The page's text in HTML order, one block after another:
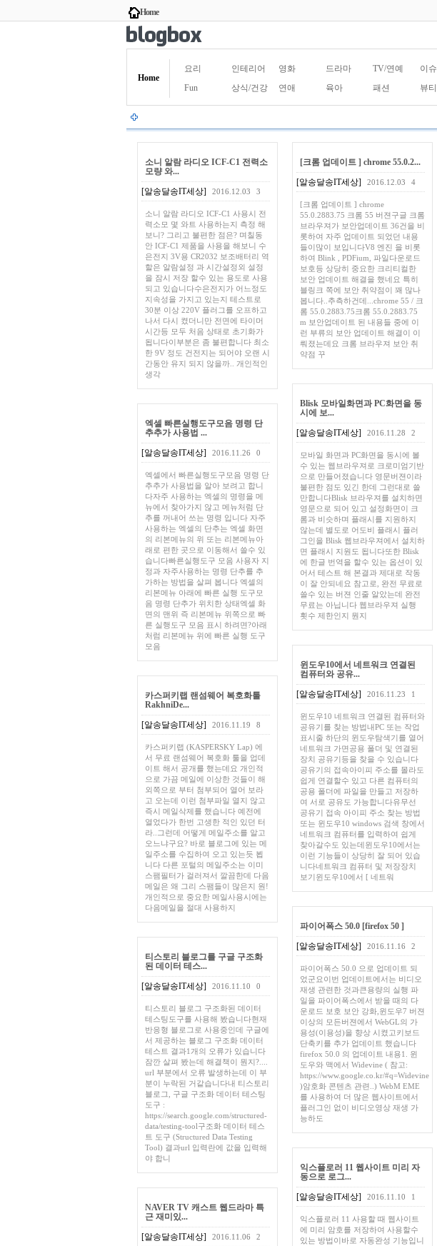
Home
Home
요리 인테리어 영화 드라마 TV/연예 이슈
Fun
상식/건강 연애 육아 패션 뷰티
소니 알람 라디오 ICF-C1 전력소
모량 와...
[알송달송IT세상]
2016.12.03 3
소니 알람 라디오 ICF-C1 사용시 전
력소모 몇 와트 사용하는지 측정 해
보니? 그리고 불편한 점은? 며칠동
안 ICF-C1 제품을 사용을 해보니 수
은전지 3V용 CR2032 보조배터리 역
할은 알람설정 과 시간설정외 설정
을 잠시 저장 할수 있는 용도로 사용
되고 있습니다수은전지가 어느정도
지속성을 가지고 있는지 테스트로
30분 이상 220V 플러그를 오프하고
나서 다시 켰더니만 전면에 타이머
시간등 모두 처음 상태로 초기화가
됩니다이부분은 좀 불편합니다 최소
한 9V 정도 건전지는 되어야 오랜 시
간동안 유지 되지 않을까.. 개인적인
생각
[크롬 업데이트 ] chrome 55.0.2...
[알송달송IT세상]
2016.12.03 4
[크롬 업데이트 ] chrome
55.0.2883.75 크롬 55 버젼구글 크롬
브라우져가 보안업데이트 36건을 비
롯하여 자주 업데이트 되었던 내용
들이많이 보입니다V8 엔진 을 비롯
하여 Blink , PDFium, 파일다운로드
보호등 상당히 중요한 크리티컬한
보안 업데이트 해결을 했네요 특히
블링크 쪽에 보안 취약점이 꽤 많나
봅니다..추측하건데...chrome 55 / 크
롬 55.0.2883.75크롬 55.0.2883.75
m 보안업데이트 된 내용들 중에 이
런 부류의 보안 업데이트 해결이 이
뤄졌는데요 크롬 브라우져 보안 취
약점 꾸
Blisk 모바일화면과 PC화면을 동
시에 보...
[알송달송IT세상]
2016.11.28 2
모바일 화면과 PC화면을 동시에 볼
수 있는 웹브라우져로 크로미엄기반
으로 만들어졌습니다 영문버젼이라
불편한 점도 있긴 한데 그런대로 쓸
만합니다Blisk 브라우져를 설치하면
영문으로 되어 있고 설정화면이 크
롬과 비슷하며 플래시를 지원하지
않는데 별도로 어도비 플래시 플러
그인을 Blisk 웹브라우져에서 설치하
면 플래시 지원도 됩니다또한 Blisk
에 한글 번역을 할수 있는 옵션이 있
어서 테스트 해 본결과 제대로 작동
이 잘 안되네요 참고로, 완전 무료로
쓸수 있는 버젼 인줄 알았는데 완전
무료는 아닙니다 웹브라우져 실행
횟수 제한인지 뭔지
엑셀 빠른실행도구모음 명령 단
추추가 사용법 ...
[알송달송IT세상]
2016.11.26 0
엑셀에서 빠른실행도구모음 명령 단
추추가 사용법을 알아 보려고 합니
다자주 사용하는 엑셀의 명령을 메
뉴에서 찾아가지 않고 메뉴처럼 단
추를 꺼내어 쓰는 명령 입니다 자주
사용하는 엑셀의 단추는 엑셀 화면
의 리본메뉴의 위 또는 리본메뉴아
래로 편한 곳으로 이동해서 쓸수 있
습니다빠른실행도구 모음 사용자 지
정과 자주사용하는 명령 단추를 추
가하는 방법을 살펴 봅니다 엑셀의
리본메뉴 아래에 빠른 실행 도구모
음 명령 단추가 위치한 상태엑셀 화
면의 맨위 즉 리본메뉴 위쪽으로 빠
른 실행도구 모음 표시 하려면?아래
처럼 리본메뉴 위에 빠른 실행 도구
모음
윈도우10에서 네트워크 연결된
컴퓨터와 공유...
[알송달송IT세상]
2016.11.23 1
윈도우10 네트워크 연결된 컴퓨터와
공유기를 찾는 방법내PC 또는 작업
표시줄 하단의 윈도우탐색기를 열어
네트워크 가면공용 폴더 및 연결된
장치 공유기등을 찾을 수 있습니다
공유기의 접속아이피 주소를 몰라도
쉽게 연결할수 있고 다른 컴퓨터의
공용 폴더에 파일을 만들고 저장하
여 서로 공유도 가능합니다유무선
공유기 접속 아이피 주소 찾는 방법
또는 윈도우10 windows 검색 창에서
네트워크 컴퓨터를 입력하여 쉽게
찾아갈수도 있는데윈도우10에서는
이런 기능들이 상당히 잘 되어 있습
니다네트워크 컴퓨터 및 저장장치
보기윈도우10에서 [ 네트워
카스퍼키랩 랜섬웨어 복호화툴
RakhniDe...
[알송달송IT세상]
2016.11.19 8
카스퍼키랩 (KASPERSKY Lap) 에
서 무료 랜섬웨어 복호화 툴을 업데
이트 해서 공개를 했는데요 개인적
으로 가끔 메일에 이상한 것들이 해
외쪽으로 부터 첨부되어 열어 보라
고 오는데 이런 첨부파일 열지 않고
즉시 메일삭제를 했습니다 예전에
열었다가 한번 고생한 적인 있던 터
라..그런데 어떻게 메일주소를 알고
오느냐구요? 바로 블로그에 있는 메
일주소를 수집하여 오고 있는듯 뵙
니다 다른 포털의 메일주소는 이미
스팸필터가 걸러져서 깔끔한데 다음
메일은 왜 그리 스팸들이 많은지 원!
개인적으로 중요한 메일사용시에는
다음메일을 절대 사용하지
파이어폭스 50.0 [firefox 50 ]
[알송달송IT세상]
2016.11.16 2
파이어폭스 50.0 으로 업데이트 되
었군요이번 업데이트에서는 비디오
재생 관련한 것과큰용량의 실행 파
일을 파이어폭스에서 받을 때의 다
운로드 보호 보안 강화,윈도우7 버젼
이상의 모든버젼에서 WebGL의 가
용성(이용성)을 향상 시켰고키보드
단축키를 추가 업데이트 했습니다
firefox 50.0 의 업데이트 내용1. 윈
도우와 맥에서 Widevine ( 참고:
https://www.google.co.kr/#q=Widevine
)암호화 콘텐츠 관련..) WebM EME
를 사용하여 더 많은 웹사이트에서
플러그인 없이 비디오영상 재생 가
능하도
티스토리 블로그를 구글 구조화
된 데이터 테스...
[알송달송IT세상]
2016.11.10 0
티스토리 블로그 구조화된 데이터
테스팅도구를 사용해 봤습니다현재
반응형 블로그로 사용중인데 구글에
서 제공하는 블로그 구조화 데이터
테스트 결과1개의 오류가 있습니다
잠깐 살펴 봤는데 해결책이 뭔지?....
url 부분에서 오류 발생하는데 이 부
분이 누락된 거같습니다내 티스토리
블로그, 구글 구조화 데이터 테스팅
도구 :
https://search.google.com/structured-
data/testing-tool구조화 데이터 테스
트 도구 (Structured Data Testing
Tool) 결과url 입력란에 값을 입력해
야 합니
익스플로러 11 웹사이트 미리 자
동으로 로그...
[알송달송IT세상]
2016.11.10 1
익스플로러 11 사용할 때 웹사이트
에 미리 암호를 저장하여 사용할수
있는 방법이바로 자동완성 기능입니
NAVER TV 캐스트 웹드라마 특
근 재미있...
[알송달송IT세상]
2016.11.06 2